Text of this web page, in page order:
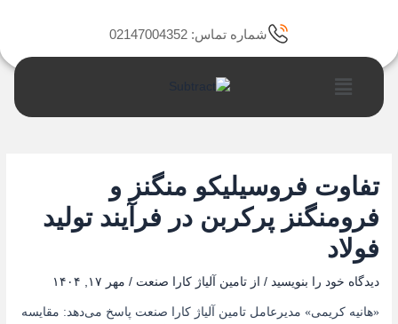
شماره تماس: 02147004352
فهرست
تفاوت فروسیلیکو منگنز و
فرومنگنز پرکربن در فرآیند تولید
فولاد
دیدگاه‌ خود را بنویسید / از تامین آلیاژ کارا صنعت/ مهر ۱۷, ۱۴۰۴
«هانیه کریمی» مدیرعامل تامین آلیاژ کارا صنعت پاسخ می‌دهد: مقایسه